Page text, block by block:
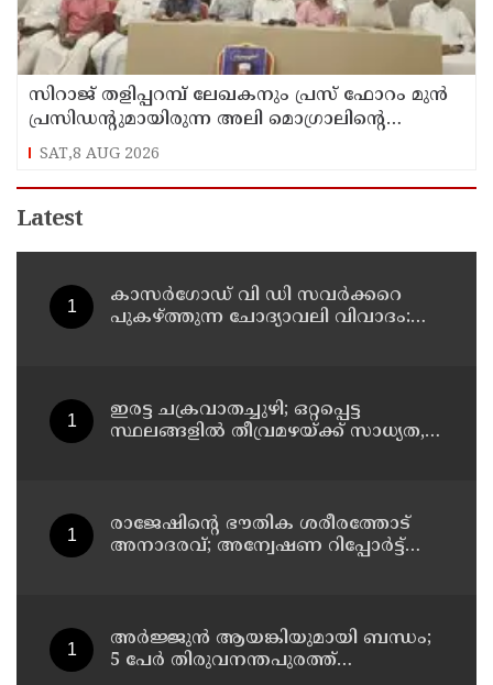
സിറാജ് തളിപ്പറമ്പ് ലേഖകനും പ്രസ് ഫോറം മുൻ
പ്രസിഡൻ്റുമായിരുന്ന അലി മൊഗ്രാലിൻ്റെ
വിയോഗത്തിൽ സർവ്വകക്ഷി അനുസ്മരണം
നടത്തി
SAT,8 AUG 2026
Latest
കാസർഗോഡ് വി ഡി സവർക്കറെ
പുകഴ്ത്തുന്ന ചോദ്യാവലി വിവാദം:
ഇരട്ട ചക്രവാതച്ചുഴി; ഒറ്റപ്പെട്ട
സ്ഥലങ്ങളില്‍ തീവ്രമഴയ്ക്ക് സാധ്യത,
രാജേഷിന്റെ ഭൗതിക ശരീരത്തോട്
അനാദരവ്; അന്വേഷണ റിപ്പോര്‍ട്ട്
അർജ്ജുൻ ആയങ്കിയുമായി ബന്ധം;
5 പേർ തിരുവനന്തപുരത്ത്